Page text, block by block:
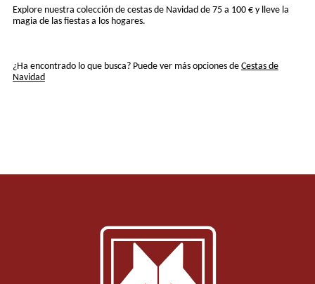
Explore nuestra colección de cestas de Navidad de 75 a 100 € y lleve la
magia de las fiestas a los hogares.
¿Ha encontrado lo que busca? Puede ver más opciones de Cestas de
Navidad